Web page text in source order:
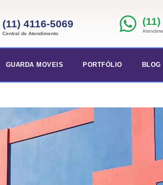
(11) 4116-5069
Central de Atendimento
GUARDA MOVEIS PORTFÓLIO BLOG